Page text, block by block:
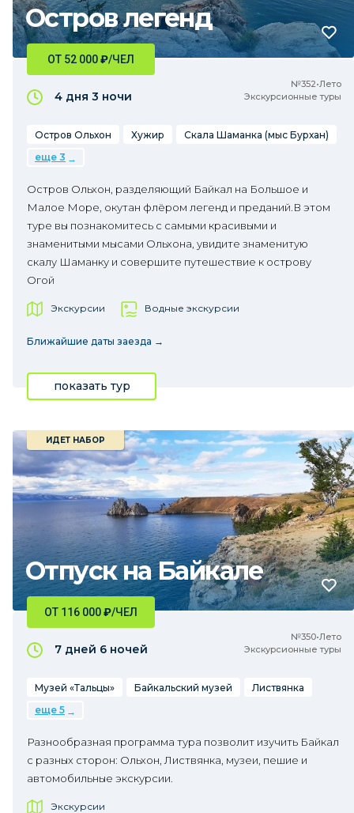
Остров легенд
№352•Лето
Экскурсионные туры
ОТ 52 000₽/ЧЕЛ
4 дня 3 ночи
Остров Ольхон Хужир
Скала Шаманка (мыс Бурхан)
еще 3
Остров Ольхон, разделяющий Байкал на Большое и
Малое Море, окутан флёром легенд и преданий.В этом
туре вы познакомитесь с самыми красивыми и
знаменитыми мысами Ольхона, увидите знаменитую
скалу Шаманку и совершите путешествие к острову
Огой
Экскурсии Водные экскурсии
Ближайшие даты заезда →
показать тур
Отпуск на Байкале
ИДЕТ НАБОР
№350•Лето
Экскурсионные туры
ОТ 116 000₽/ЧЕЛ
7 дней 6 ночей
Музей «Тальцы» Байкальский музей
Листвянка
еще 5
Разнообразная программа тура позволит изучить Байкал
с разных сторон: Ольхон, Листвянка, музеи, пешие и
автомобильные экскурсии.
Экскурсии